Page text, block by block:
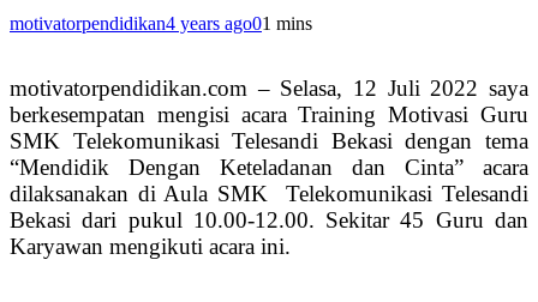
motivatorpendidikan4 years ago01 mins
motivatorpendidikan.com – Selasa, 12 Juli 2022 saya
berkesempatan mengisi acara Training Motivasi Guru
SMK Telekomunikasi Telesandi Bekasi dengan tema
“Mendidik Dengan Keteladanan dan Cinta” acara
dilaksanakan di Aula SMK Telekomunikasi Telesandi
Bekasi dari pukul 10.00-12.00. Sekitar 45 Guru dan
Karyawan mengikuti acara ini.